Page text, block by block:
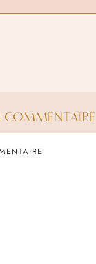
COMMENTAIRE